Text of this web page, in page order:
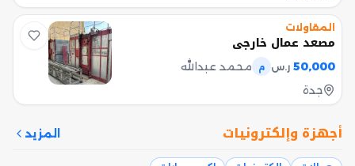
المقاولات
مصعد عمال خارجي
50,000 ر.س م
محمد عبدالله
جدة
أجهزة وإلكترونيات المزيد